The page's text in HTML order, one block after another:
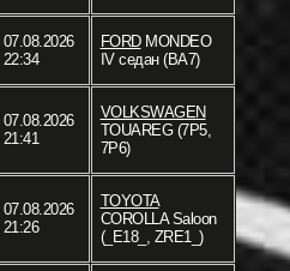
07.08.2026
22:34
FORDMONDEO
IV седан (BA7)
07.08.2026
21:41
VOLKSWAGEN
TOUAREG (7P5,
7P6)
07.08.2026
21:26
TOYOTA
COROLLA Saloon
(_E18_, ZRE1_)